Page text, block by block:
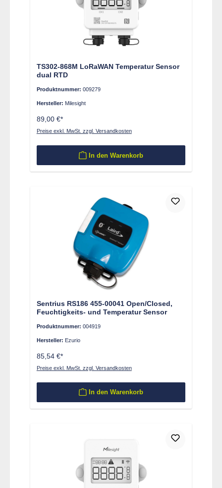
TS302-868M LoRaWAN Temperatur Sensor
dual RTD
Produktnummer: 009279
Hersteller: Milesight
89,00 €*
Preise exkl. MwSt. zzgl. Versandkosten
In den Warenkorb
Sentrius RS186 455-00041 Open/Closed,
Feuchtigkeits- und Temperatur Sensor
Produktnummer: 004919
Hersteller: Ezurio
85,54 €*
Preise exkl. MwSt. zzgl. Versandkosten
In den Warenkorb